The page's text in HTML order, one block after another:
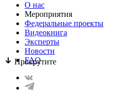
Прокрутите
О нас
Mероприятия
Федеральные проекты
Видеокнига
Эксперты
Новости
FAQ